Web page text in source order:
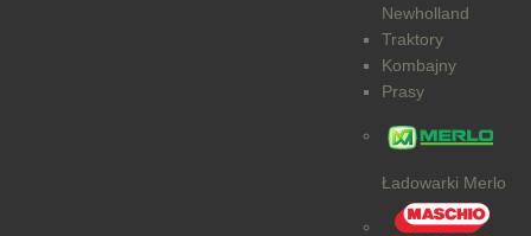
Newholland
Traktory
Kombajny
Prasy
Ładowarki Merlo